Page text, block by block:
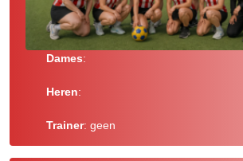
Dames:
Heren:
Trainer: geen